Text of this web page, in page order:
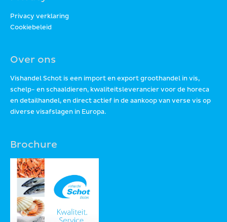
Privacy verklaring
Cookiebeleid
Over ons
Vishandel Schot is een import en export groothandel in vis,
schelp- en schaaldieren, kwaliteitsleverancier voor de horeca
en detailhandel, en direct actief in de aankoop van verse vis op
diverse visafslagen in Europa.
Brochure